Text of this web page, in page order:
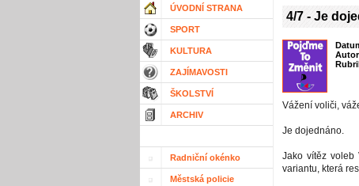
ÚVODNÍ STRANA
SPORT
KULTURA
ZAJÍMAVOSTI
ŠKOLSTVÍ
ARCHIV
Radniční okénko
Městská policie
4/7 - Je
Vážení voliči,
Je dojednáno.
Jako vítěz voleb
variantu, která